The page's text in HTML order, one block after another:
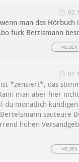
man das Hörbuch
fuck Bertlsmann
MELDEN
*zensiert*, das
man aber hier
du monatlich kündigen
sauteure
hohen
MELDEN